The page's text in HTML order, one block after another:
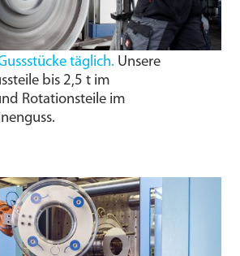
täglich. Unsere
bis 2,5 t im
Rotationsteile im